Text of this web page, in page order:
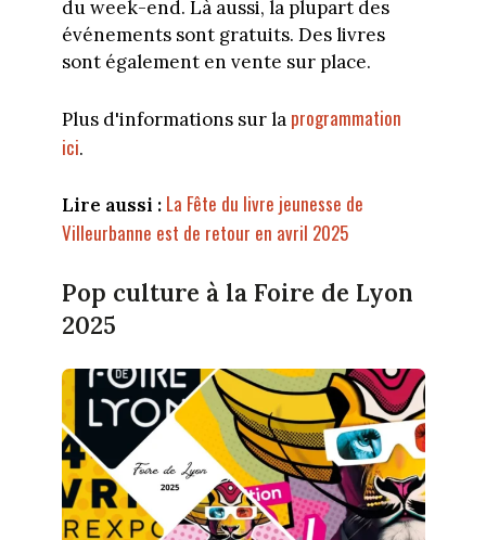
du week-end. Là aussi, la plupart des
événements sont gratuits. Des livres
sont également en vente sur place.
Plus d'informations sur la programmation
ici.
Lire aussi : La Fête du livre jeunesse de
Villeurbanne est de retour en avril 2025
Pop culture à la Foire de Lyon
2025